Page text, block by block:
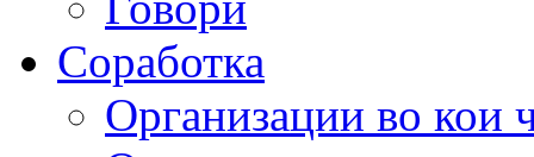
Соработка
Организации во кои